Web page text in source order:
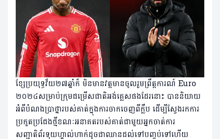
ខ្សែប្រយុទ្ធវ័យ២៧ឆ្នាំក៏ មិនមានវត្តមានចូលរួមព្រឹត្តការណ៍ Euro
២០២៤សម្រាប់ក្រុមជម្រើសជាតិអង់គ្លេសផងដែរនោះ បាននិយាយ
អំពីបំណងប្រាថ្នារបស់គាត់ក្នុងការចាកចេញពីក្លឹប ដើម្បីស្វែងរកការ
ប្រកួតប្រជែងថ្មីខណៈអនាគតរបស់គាត់ជាមួយអ្នកចាត់ការ
សញ្ជាតិព័រទុយហ្គាល់ហាក់ដូចជាឈានដល់ទៅបញ្ចប់ទៅហើយ